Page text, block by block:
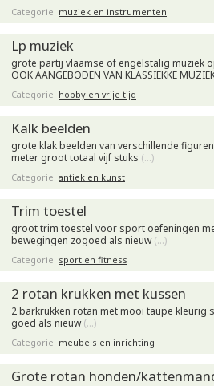
Categorie: muziek en instrumenten
Lp muziek
grote partij vlaamse of engelstalig muziek
OOK AANGEBODEN VAN KLASSIEKKE
Categorie: hobby en vrije tijd
Kalk beelden
grote klak beelden van verschillende
meter groot totaal vijf stuks (…)
Categorie: antiek en kunst
Trim toestel
groot trim toestel voor sport oefeningen
bewegingen zogoed als nieuw(…)
Categorie: sport en fitness
2 rotan krukken met kussen
2 barkrukken rotan met mooi taupe kleurig
goed als nieuw(…)
Categorie: meubels en inrichting
Grote rotan honden/